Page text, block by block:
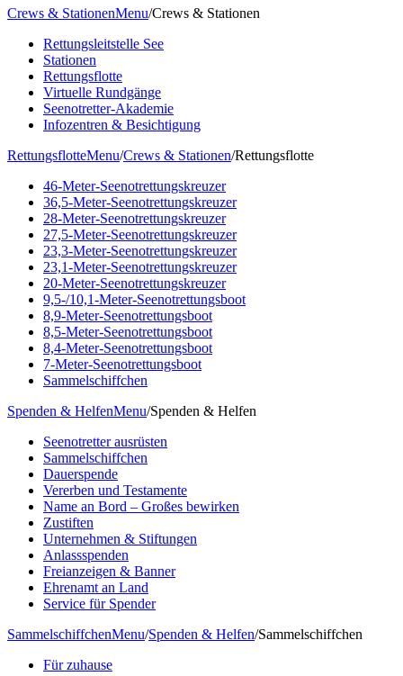
Crews & StationenMenu/Crews & Stationen
Rettungsleitstelle See
Stationen
Rettungsflotte
Virtuelle Rundgänge
Seenotretter-Akademie
Infozentren & Besichtigung
RettungsflotteMenu/Crews & Stationen/Rettungsflotte
46-Meter-Seenotrettungskreuzer
36,5-Meter-Seenotrettungskreuzer
28-Meter-Seenotrettungskreuzer
27,5-Meter-Seenotrettungskreuzer
23,3-Meter-Seenotrettungskreuzer
23,1-Meter-Seenotrettungskreuzer
20-Meter-Seenotrettungskreuzer
9,5-/10,1-Meter-Seenotrettungsboot
8,9-Meter-Seenotrettungsboot
8,5-Meter-Seenotrettungsboot
8,4-Meter-Seenotrettungsboot
7-Meter-Seenotrettungsboot
Sammelschiffchen
Spenden & HelfenMenu/Spenden & Helfen
Seenotretter ausrüsten
Sammelschiffchen
Dauerspende
Vererben und Testamente
Name an Bord – Großes bewirken
Zustiften
Unternehmen & Stiftungen
Anlassspenden
Freianzeigen & Banner
Ehrenamt an Land
Service für Spender
SammelschiffchenMenu/Spenden & Helfen/Sammelschiffchen
Für zuhause